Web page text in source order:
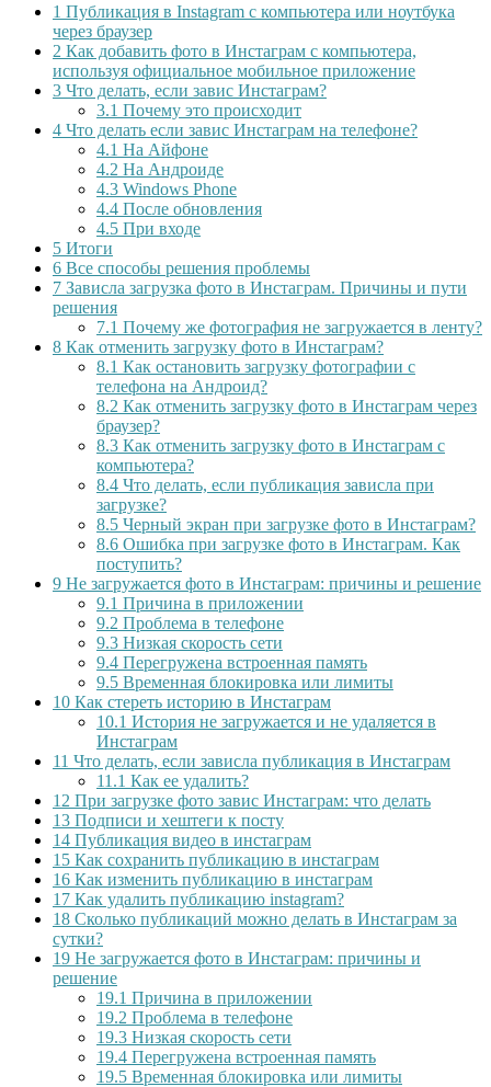
1 Публикация в Instagram с компьютера или ноутбука
через браузер
2 Как добавить фото в Инстаграм с компьютера,
используя официальное мобильное приложение
3 Что делать, если завис Инстаграм?
3.1 Почему это происходит
4 Что делать если завис Инстаграм на телефоне?
4.1 На Айфоне
4.2 На Андроиде
4.3 Windows Phone
4.4 После обновления
4.5 При входе
5 Итоги
6 Все способы решения проблемы
7 Зависла загрузка фото в Инстаграм. Причины и пути
решения
7.1 Почему же фотография не загружается в ленту?
8 Как отменить загрузку фото в Инстаграм?
8.1 Как остановить загрузку фотографии с
телефона на Андроид?
8.2 Как отменить загрузку фото в Инстаграм через
браузер?
8.3 Как отменить загрузку фото в Инстаграм с
компьютера?
8.4 Что делать, если публикация зависла при
загрузке?
8.5 Черный экран при загрузке фото в Инстаграм?
8.6 Ошибка при загрузке фото в Инстаграм. Как
поступить?
9 Не загружается фото в Инстаграм: причины и решение
9.1 Причина в приложении
9.2 Проблема в телефоне
9.3 Низкая скорость сети
9.4 Перегружена встроенная память
9.5 Временная блокировка или лимиты
10 Как стереть историю в Инстаграм
10.1 История не загружается и не удаляется в
Инстаграм
11 Что делать, если зависла публикация в Инстаграм
11.1 Как ее удалить?
12 При загрузке фото завис Инстаграм: что делать
13 Подписи и хештеги к посту
14 Публикация видео в инстаграм
15 Как сохранить публикацию в инстаграм
16 Как изменить публикацию в инстаграм
17 Как удалить публикацию instagram?
18 Сколько публикаций можно делать в Инстаграм за
сутки?
19 Не загружается фото в Инстаграм: причины и
решение
19.1 Причина в приложении
19.2 Проблема в телефоне
19.3 Низкая скорость сети
19.4 Перегружена встроенная память
19.5 Временная блокировка или лимиты